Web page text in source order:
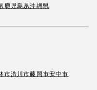
鹿児島県沖縄県
市渋川市藤岡市安中市